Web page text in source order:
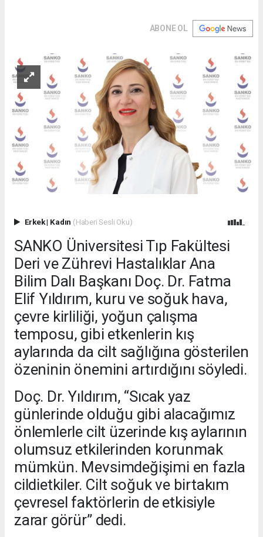
ABONE OL
Erkek| Kadın (Haberi Sesli Oku)
SANKO Üniversitesi Tıp Fakültesi
Deri ve Zührevi Hastalıklar Ana
Bilim Dalı Başkanı Doç. Dr. Fatma
Elif Yıldırım, kuru ve soğuk hava,
çevre kirliliği, yoğun çalışma
temposu, gibi etkenlerin kış
aylarında da cilt sağlığına gösterilen
özeninin önemini artırdığını söyledi.
Doç. Dr. Yıldırım, “Sıcak yaz
günlerinde olduğu gibi alacağımız
önlemlerle cilt üzerinde kış aylarının
olumsuz etkilerinden korunmak
mümkün. Mevsimdeğişimi en fazla
cildietkiler. Cilt soğuk ve birtakım
çevresel faktörlerin de etkisiyle
zarar görür” dedi.